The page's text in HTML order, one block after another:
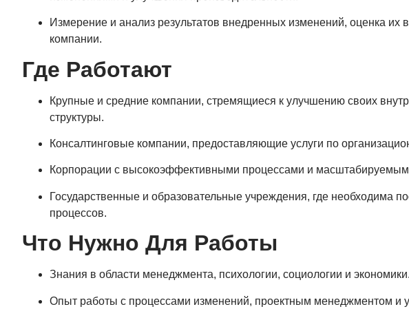
Измерение и анализ результатов внедренных изменений, оценка
компании.
Где Работают
Крупные и средние компании, стремящиеся к улучшению своих
структуры.
Консалтинговые компании, предоставляющие услуги по
Корпорации с высокоэффективными процессами и
Государственные и образовательные учреждения, где необходима
процессов.
Что Нужно Для Работы
Знания в области менеджмента, психологии, социологии и экономики.
Опыт работы с процессами изменений, проектным менеджментом и